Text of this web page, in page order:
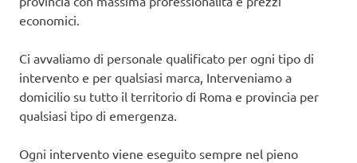
economici.
Ci avvaliamo di personale qualificato per ogni tipo di
intervento e per qualsiasi marca, Interveniamo a
domicilio su tutto il territorio di Roma e provincia per
qualsiasi tipo di emergenza.
Ogni intervento viene eseguito sempre nel pieno